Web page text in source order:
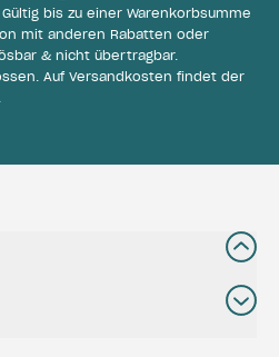
Gültig bis zu einer Warenkorbsumme
mit anderen Rabatten oder
& nicht übertragbar.
Auf Versandkosten findet der